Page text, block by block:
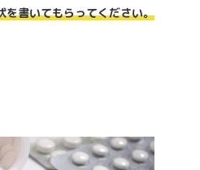
を書いてもらってください。